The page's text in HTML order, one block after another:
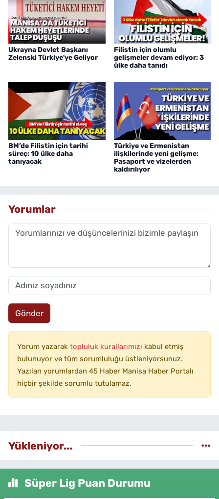
Ukrayna Devlet Başkanı
Zelenski Türkiye'ye Geliyor
Filistin için olumlu
gelişmeler devam ediyor: 3
ülke daha tanıdı
BM’de Filistin için tarihi
süreç: 10 ülke daha
tanıyacak
Türkiye ve Ermenistan
ilişkilerinde yeni gelişme:
Pasaport ve vizelerden
kaldırılıyor
Yorumlar
Gönder
Yorum yazarak topluluk kurallarımızı kabul etmiş
bulunuyor ve tüm sorumluluğu üstleniyorsunuz.
Yazılan yorumlardan 45 Haber Manisa Haber Portalı
hiçbir şekilde sorumlu tutulamaz.
Yükleniyor...
Süper Lig Puan Durumu